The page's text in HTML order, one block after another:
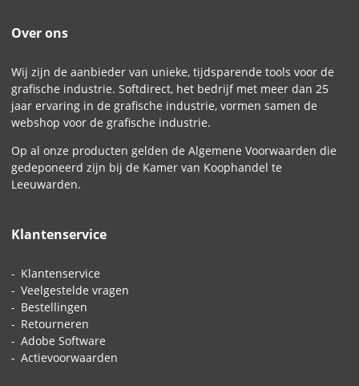
Over ons
Wij zijn de aanbieder van unieke, tijdsparende tools voor de
grafische industrie. Softdirect, het bedrijf met meer dan 25
jaar ervaring in de grafische industrie, vormen samen de
webshop voor de grafische industrie.
Op al onze producten gelden deAlgemene Voorwaarden die
gedeponeerd zijn bij de Kamer van Koophandel te
Leeuwarden.
Klantenservice
Klantenservice
Veelgestelde vragen
Bestellingen
Retourneren
Adobe Software
Actievoorwaarden